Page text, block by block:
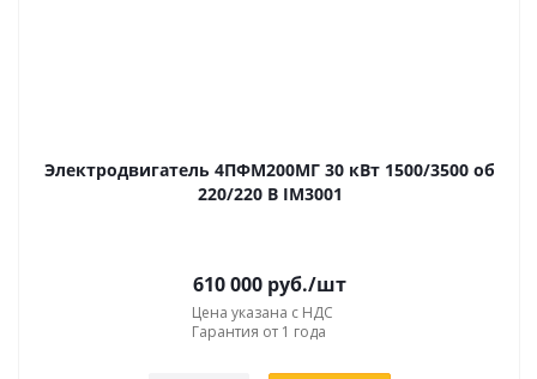
Электродвигатель 4ПФМ200МГ 30 кВт 1500/3500 об
220/220 В IM3001
610 000 руб./шт
Цена указана с НДС
Гарантия от 1 года